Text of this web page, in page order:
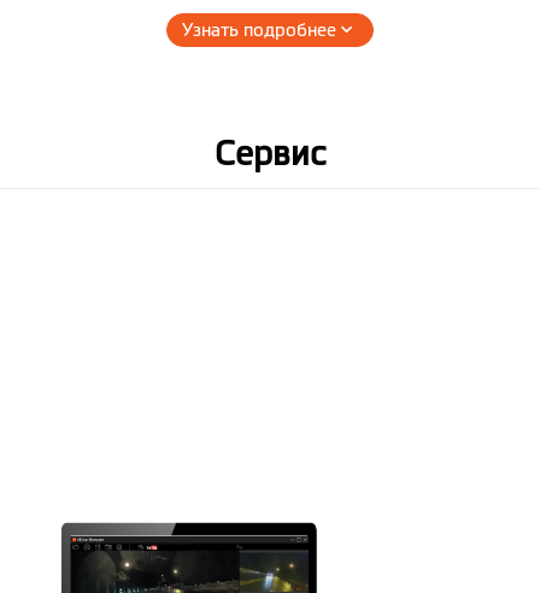
Рекомендуются карты классом
6 и выше
(эффективная мощность 5В/1А)
Порты и разъемы Разъем питания / USB
Узнать подробнее
Сервис